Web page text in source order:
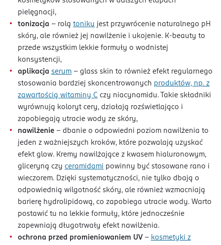
pielęgnacji,
tonizacja – rolą toniku jest przywrócenie naturalnego pH
skóry, ale również jej nawilżenie i ukojenie. K-beauty to
przede wszystkim lekkie formuły o wodnistej
konsystencji,
aplikacja serum – glass skin to również efekt regularnego
stosowania bardziej skoncentrowanych produktów, np. z
zawartością witaminy C czy niacynamidu. Takie składniki
wyrównują koloryt cery, działają rozświetlająco i
zapobiegają utracie wody ze skóry,
nawilżenie – dbanie o odpowiedni poziom nawilżenia to
jeden z ważniejszych kroków, które pozwalają uzyskać
efekt glow. Kremy nawilżające z kwasem hialuronowym,
gliceryną czy ceramidami powinny być stosowane rano i
wieczorem. Dzięki systematyczności, nie tylko dbają o
odpowiednią wilgotność skóry, ale również wzmacniają
barierę hydrolipidową, co zapobiega utracie wody. Warto
postawić tu na lekkie formuły, które jednocześnie
zapewniają długotrwały efekt nawilżenia.
ochrona przed promieniowaniem UV – kosmetyki z